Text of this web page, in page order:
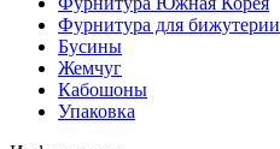
Фурнитура для бижутерии
Бусины
Жемчуг
Кабошоны
Упаковка